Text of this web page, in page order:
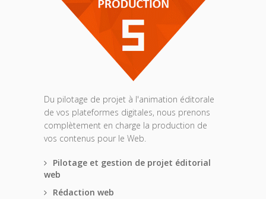
Du pilotage de projet à l'animation éditorale
de vos plateformes digitales, nous prenons
complètement en charge la production de
vos contenus pour le Web.
Pilotage et gestion de projet éditorial
web
Rédaction web